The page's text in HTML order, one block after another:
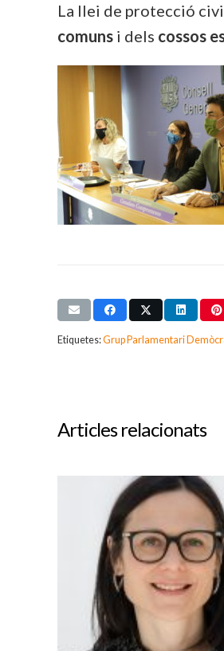
La llei de protecció
comuns i dels cossos
Etiquetes:Grup Parlamentari
Articles relacionats